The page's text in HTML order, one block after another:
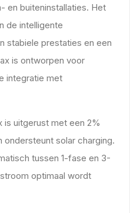
en buiteninstallaties. Het
de intelligente
stabiele prestaties en een
is ontworpen voor
integratie met
is uitgerust met een 2%
ondersteunt solar charging.
tussen 1-fase en 3-
optimaal wordt